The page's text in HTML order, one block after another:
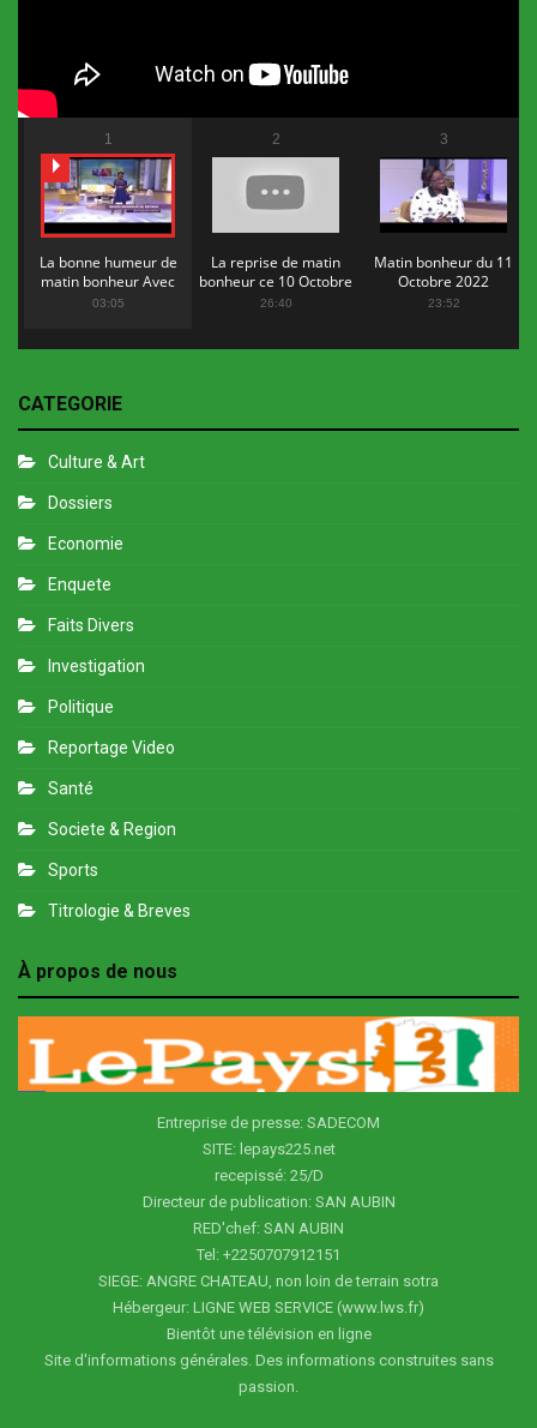
1
La bonne humeur de
matin bonheur Avec
Flopy Mendosa
03:05
2
La reprise de matin
bonheur ce 10 Octobre
2022
26:40
3
Matin bonheur du 11
Octobre 2022
23:52
CATEGORIE
Culture & Art
Dossiers
Economie
Enquete
Faits Divers
Investigation
Politique
Reportage Video
Santé
Societe & Region
Sports
Titrologie & Breves
À propos de nous
Entreprise de presse: SADECOM
SITE: lepays225.net
recepissé: 25/D
Directeur de publication: SAN AUBIN
RED'chef: SAN AUBIN
Tel: +2250707912151
SIEGE: ANGRE CHATEAU, non loin de terrain sotra
Hébergeur: LIGNE WEB SERVICE (www.lws.fr)
Bientôt une télévision en ligne
Site d'informations générales. Des informations construites sans
passion.